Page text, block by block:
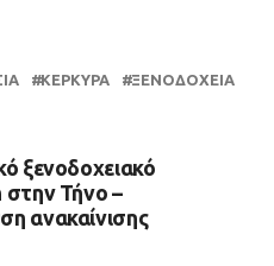
ΚΈΡΚΥΡΑ
ΞΕΝΟΔΟΧΕΊΑ
ξενοδοχειακό
στην Τήνο –
ανακαίνισης